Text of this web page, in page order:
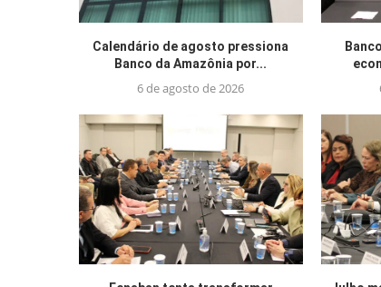
Calendário de agosto pressiona
Banco da Amazônia por...
6 de agosto de 2026